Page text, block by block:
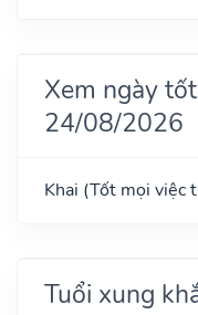
Xem ngày
24/08/2026
Khai (Tốt mọi việc
Tuổi xung